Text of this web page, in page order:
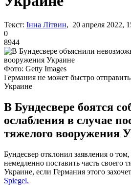
Текст: Інна Літвин, 20 апреля 2022,
0
8944
Фото: Getty Images
Германия не может быстро
Украине
В Бундесвере боятся
ослабления в случае
тяжелого вооружения
Бундесвер отклонил заявления о
немедленно поставить часть своего
Украине, если Германия этого
Spiegel.